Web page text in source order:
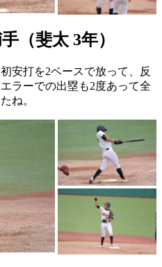
（斐太 3年）
安打を2ベースで放って、反
ラーでの出塁も2度あって全
ね。